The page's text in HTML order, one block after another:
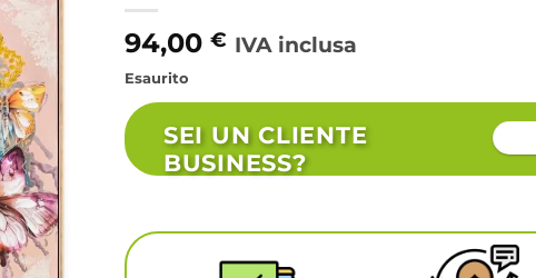
94,00 € IVA inclusa
Esaurito
SEI UN CLIENTE
BUSINESS?